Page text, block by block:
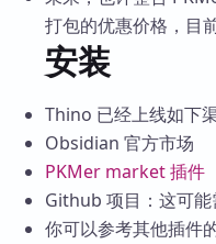
打包的优惠价格，目
安装
Thino 已经上线如下
Obsidian 官方市场
PKMer market 插件
Github 项目：这可
你可以参考其他插件